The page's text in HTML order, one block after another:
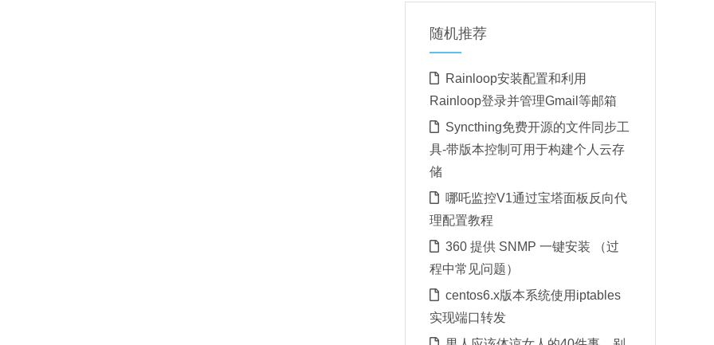
随机推荐
Rainloop安装配置和利用
Rainloop登录并管理Gmail等邮箱
Syncthing免费开源的文件同步工
具-带版本控制可用于构建个人云存
储
哪吒监控V1通过宝塔面板反向代
理配置教程
360 提供 SNMP 一键安装 （过
程中常见问题）
centos6.x版本系统使用iptables
实现端口转发